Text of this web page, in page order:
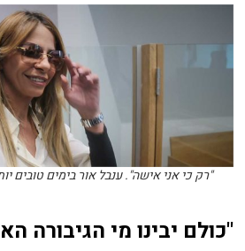
"רק כי אני אישה". ענבל אור בימים טובים
"כולם יבינו מי הגיבורה